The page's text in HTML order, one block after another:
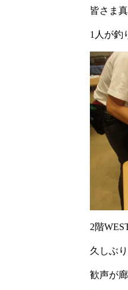
皆さま
1人が釣
2階
久しぶ
歓声が